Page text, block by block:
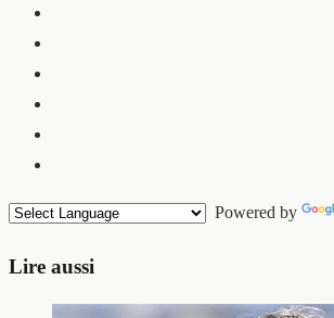
Powered by
Lire aussi